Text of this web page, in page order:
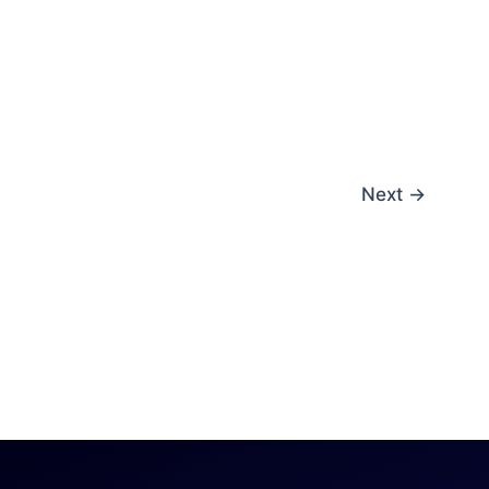
Next →